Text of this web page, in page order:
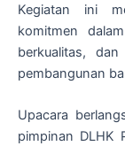
Kegiatan ini
komitmen
berkualitas,
pembangunan
Upacara
pimpinan DLHK